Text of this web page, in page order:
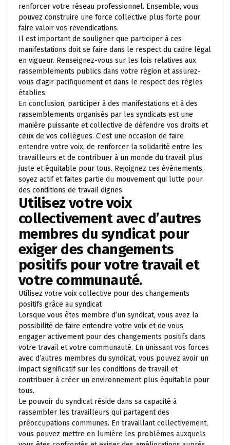
renforcer votre réseau professionnel. Ensemble, vous
pouvez construire une force collective plus forte pour
faire valoir vos revendications.
Il est important de souligner que participer à ces
manifestations doit se faire dans le respect du cadre légal
en vigueur. Renseignez-vous sur les lois relatives aux
rassemblements publics dans votre région et assurez-
vous d’agir pacifiquement et dans le respect des règles
établies.
En conclusion, participer à des manifestations et à des
rassemblements organisés par les syndicats est une
manière puissante et collective de défendre vos droits et
ceux de vos collègues. C’est une occasion de faire
entendre votre voix, de renforcer la solidarité entre les
travailleurs et de contribuer à un monde du travail plus
juste et équitable pour tous. Rejoignez ces événements,
soyez actif et faites partie du mouvement qui lutte pour
des conditions de travail dignes.
Utilisez votre voix
collectivement avec d’autres
membres du syndicat pour
exiger des changements
positifs pour votre travail et
votre communauté.
Utilisez votre voix collective pour des changements
positifs grâce au syndicat
Lorsque vous êtes membre d’un syndicat, vous avez la
possibilité de faire entendre votre voix et de vous
engager activement pour des changements positifs dans
votre travail et votre communauté. En unissant vos forces
avec d’autres membres du syndicat, vous pouvez avoir un
impact significatif sur les conditions de travail et
contribuer à créer un environnement plus équitable pour
tous.
Le pouvoir du syndicat réside dans sa capacité à
rassembler les travailleurs qui partagent des
préoccupations communes. En travaillant collectivement,
vous pouvez mettre en lumière les problèmes auxquels